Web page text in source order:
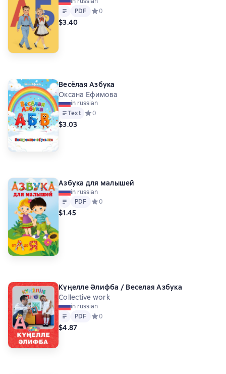
Text
PDF
PDF Средний рейтинг 0 на основе 0 оценок
0
$3.40
Весёлая Азбука
Оксана Ефимова
in russian
Text Средний рейтинг 0 на основе 0 оценок
0
$3.03
Азбука для малышей
in russian
Text
PDF
PDF Средний рейтинг 0 на основе 0 оценок
0
$1.45
Күңелле Әлифба / Веселая Азбука
Collective work
in russian
Text
PDF
PDF Средний рейтинг 0 на основе 0 оценок
0
$4.87